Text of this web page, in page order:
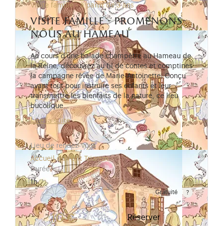
Visite famille - à partir de 3 ans
visite famille - promenons-
nous au hameau
Au cours d’une balade champêtre au Hameau de
la Reine, découvrez au fil de contes et comptines
la campagne rêvée de Marie-Antoinette. Conçu
avant tout pour instruire ses enfants et leur
transmettre les bienfaits de la nature, ce lieu
bucolique…
Lire la suite
Lieu de rendez-vous
Accueil du Petit Trianon
Durée
1h
Gratuité
Gratuit pour les enfants de moins de 10 ans. Tarif
10 € Réserver